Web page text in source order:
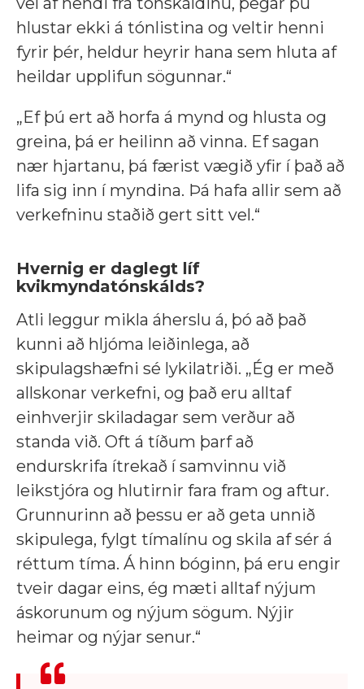
hlustar ekki á tónlistina og veltir henni
fyrir þér, heldur heyrir hana sem hluta af
heildar upplifun sögunnar.“
„Ef þú ert að horfa á mynd og hlusta og
greina, þá er heilinn að vinna. Ef sagan
nær hjartanu, þá færist vægið yfir í það að
lifa sig inn í myndina. Þá hafa allir sem að
verkefninu staðið gert sitt vel.“
Hvernig er daglegt líf
kvikmyndatónskálds?
Atli leggur mikla áherslu á, þó að það
kunni að hljóma leiðinlega, að
skipulagshæfni sé lykilatriði. „Ég er með
allskonar verkefni, og það eru alltaf
einhverjir skiladagar sem verður að
standa við. Oft á tíðum þarf að
endurskrifa ítrekað í samvinnu við
leikstjóra og hlutirnir fara fram og aftur.
Grunnurinn að þessu er að geta unnið
skipulega, fylgt tímalínu og skila af sér á
réttum tíma. Á hinn bóginn, þá eru engir
tveir dagar eins, ég mæti alltaf nýjum
áskorunum og nýjum sögum. Nýjir
heimar og nýjar senur.“